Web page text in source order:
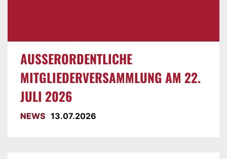
AUSSERORDENTLICHE M
ITGLIEDERVERSAMMLUNG AM 22. J
ULI 2026
NEWS 13.07.2026